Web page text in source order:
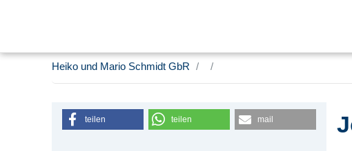
Heiko und Mario Schmidt GbR
teilen teilen mail